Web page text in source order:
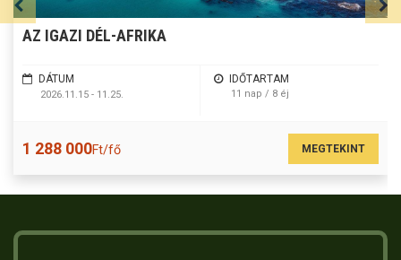
AZ IGAZI DÉL-AFRIKA
DÁTUM
2026.11.15 - 11.25.
IDŐTARTAM
11 nap / 8 éj
1 288 000Ft/fő MEGTEKINT